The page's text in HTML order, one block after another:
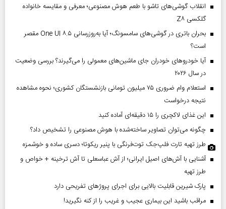
انقلاب گوشی‌های تاشو‌ با طعم هوش مصنوعی؛ معرفی و مقایسه خانواده
گلکسی Z۸
بحران باتری در گوشی‌های سامسونگ؛ آیا به‌روزرسانی One UI ۸.۵ مقصر
است؟
آیا خودروهای خودران جای ماشین‌های معمولی را می‌گیرند؟ بررسی وضعیت
در سال ۲۰۲۶
استعلام وام ضروری ۷۵ میلیون تومانی بازنشستگان کشوری؛ نحوه مشاهده
نتیجه درخواست
این غذای لاکچری را ۱۵ دقیقه‌ای آماده کنید
چگونه می‌توان تصاویر ساخته‌شده با هوش مصنوعی را تشخیص داد؟
طرز تهیه تارت فلپ‌جک توت‌فرنگی با پنیر ریکوتا؛ دسری ساده و خوشمزه
آشنایی با آش‌های اصیل ایرانی؛ از آش عباسعلی تا آش ترخینه + خواص و
طرز تهیه
پارک شیرین قابلیت‌ بالایی برای اجرای پروژهای تفریحی دارد
مراقب باشید این بیماری عجیب و غریب را از کنه نگیرید!